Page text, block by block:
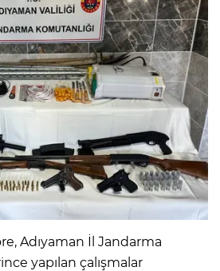
Adıyaman İl Jandarma
yapılan çalışmalar